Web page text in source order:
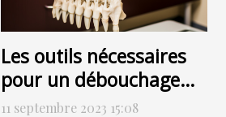
Les outils nécessaires
pour un débouchage
efficace
11 septembre 2023 15:08